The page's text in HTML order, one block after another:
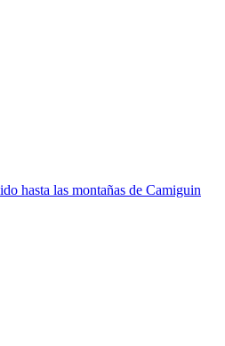
hasta las montañas de Camiguin